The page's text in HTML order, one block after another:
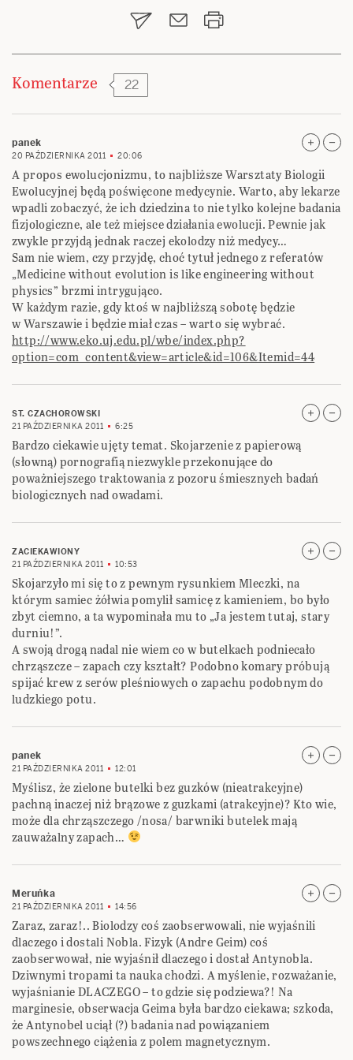
Komentarze 22
panek
20 PAŹDZIERNIKA 2011 20:06
A propos ewolucjonizmu, to najbliższe Warsztaty Biologii
Ewolucyjnej będą poświęcone medycynie. Warto, aby lekarze
wpadli zobaczyć, że ich dziedzina to nie tylko kolejne badania
fizjologiczne, ale też miejsce działania ewolucji. Pewnie jak
zwykle przyjdą jednak raczej ekolodzy niż medycy…
Sam nie wiem, czy przyjdę, choć tytuł jednego z referatów
„Medicine without evolution is like engineering without
physics” brzmi intrygująco.
W każdym razie, gdy ktoś w najbliższą sobotę będzie
w Warszawie i będzie miał czas – warto się wybrać.
http://www.eko.uj.edu.pl/wbe/index.php?
option=com_content&view=article&id=106&Itemid=44
ST. CZACHOROWSKI
21 PAŹDZIERNIKA 2011
6:25
Bardzo ciekawie ujęty temat. Skojarzenie z papierową
(słowną) pornografią niezwykle przekonujące do
poważniejszego traktowania z pozoru śmiesznych badań
biologicznych nad owadami.
ZACIEKAWIONY
21 PAŹDZIERNIKA 2011
10:53
Skojarzyło mi się to z pewnym rysunkiem Mleczki, na
którym samiec żółwia pomylił samicę z kamieniem, bo było
zbyt ciemno, a ta wypominała mu to „Ja jestem tutaj, stary
durniu!”.
A swoją drogą nadal nie wiem co w butelkach podniecało
chrząszcze – zapach czy kształt? Podobno komary próbują
spijać krew z serów pleśniowych o zapachu podobnym do
ludzkiego potu.
panek
21 PAŹDZIERNIKA 2011 12:01
Myślisz, że zielone butelki bez guzków (nieatrakcyjne)
pachną inaczej niż brązowe z guzkami (atrakcyjne)? Kto wie,
może dla chrząszczego /nosa/ barwniki butelek mają
zauważalny zapach…
Meruńka
21 PAŹDZIERNIKA 2011 14:56
Zaraz, zaraz!.. Biolodzy coś zaobserwowali, nie wyjaśnili
dlaczego i dostali Nobla. Fizyk (Andre Geim) coś
zaobserwował, nie wyjaśnił dlaczego i dostał Antynobla.
Dziwnymi tropami ta nauka chodzi. A myślenie, rozważanie,
wyjaśnianie DLACZEGO – to gdzie się podziewa?! Na
marginesie, obserwacja Geima była bardzo ciekawa; szkoda,
że Antynobel uciął (?) badania nad powiązaniem
powszechnego ciążenia z polem magnetycznym.